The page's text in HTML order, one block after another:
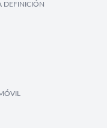
DEFINICIÓN